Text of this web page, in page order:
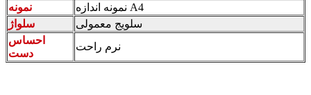
نمونه
نمونه اندازه A4
سلواژ
سلویج معمولی
احساس
دست
نرم راحت